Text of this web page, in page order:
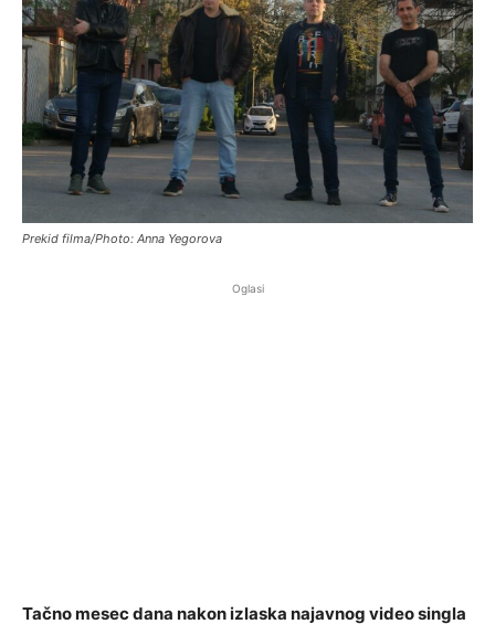
Prekid filma/Photo: Anna Yegorova
Oglasi
Tačno mesec dana nakon izlaska najavnog video singla